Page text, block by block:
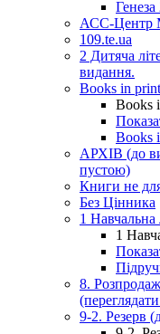
АСС-Центр
109.te.ua
2 Дитяча
видання.
Books in print
Books
Books
АРХІВ (до
пустою)
Книги не
Без Цінника
1 Навчальна
1
8.
9-2. Резерв